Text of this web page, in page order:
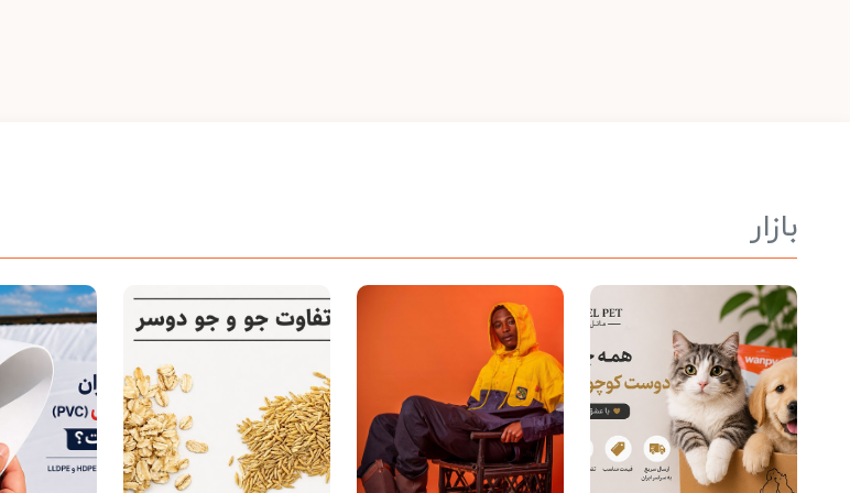
بازار